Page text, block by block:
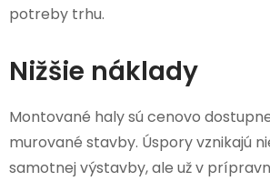
potreby trhu.
Nižšie náklady
Montované haly sú cenovo
murované stavby. Úspory vznikajú
samotnej výstavby, ale už v